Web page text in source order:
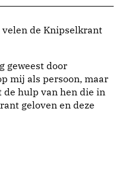
de Knipselkrant
geweest door
mij als persoon, maar
de hulp van hen die in
geloven en deze